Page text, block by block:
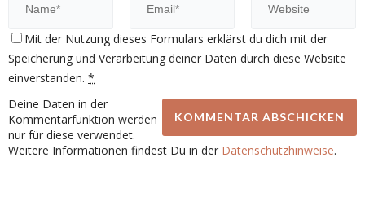
Mit der Nutzung dieses Formulars erklärst du dich mit der
Speicherung und Verarbeitung deiner Daten durch diese Website
einverstanden. *
Deine Daten in der
Kommentarfunktion werden
nur für diese verwendet.
Weitere Informationen findest Du in der Datenschutzhinweise.